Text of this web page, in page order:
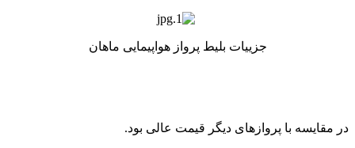
جزییات بلیط پرواز هواپیمایی ماهان
در مقایسه با پروازهای دیگر قیمت عالی بود.